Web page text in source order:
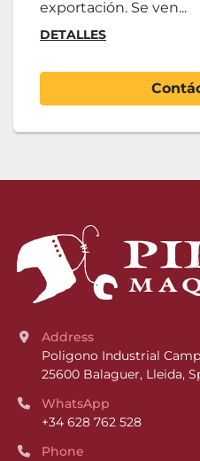
exportación. Se ven...
DETALLES
Address
Poligono Industrial
25600 Balaguer, Lleida,
WhatsApp
+34 628 762 528
Phone